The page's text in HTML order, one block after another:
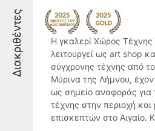
Διακριθέντες
Η γκαλερί Χώρος
λειτουργεί ως art shop
σύγχρονης τέχνης από
Μύρινα της Λήμνου,
ως σημείο αναφοράς για
τέχνης στην περιοχή
επισκεπτών στο Αιγαίο.